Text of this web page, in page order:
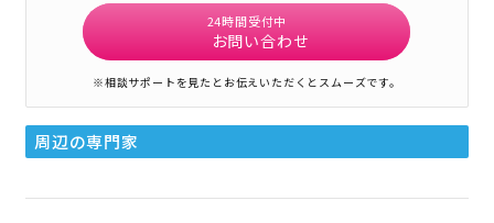
24時間受付中
お問い合わせ
※相談サポートを見たとお伝えいただくとスムーズです。
周辺の専門家